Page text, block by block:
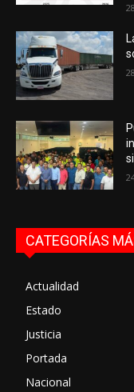
CATEGORÍAS
Actualidad
Estado
Justicia
Portada
Nacional